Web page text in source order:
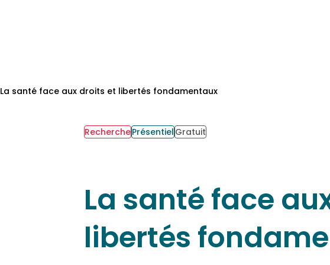
La santé face aux droits et libertés fondamentaux
RecherchePrésentiel Gratuit
La santé face
libertés